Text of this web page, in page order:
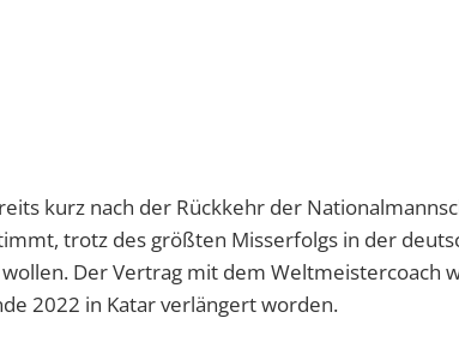
kurz nach der Rückkehr der
trotz des größten Misserfolgs in der
Der Vertrag mit dem Weltmeistercoach
2022 in Katar verlängert worden.